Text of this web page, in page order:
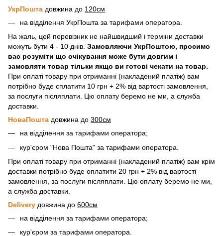
УкрПошта довжина до 120см
на відділення УкрПошта за тарифами оператора.
На жаль, цей перевізник не найшвидший і терміни доставки
можуть бути 4 - 10 днів. Замовляючи УкрПоштою, просимо
вас розуміти що очікування може бути довгим і
замовляти товар тільки якщо ви готові чекати на товар.
При оплаті товару при отриманні (накладений платіж) вам
потрібно буде сплатити 10 грн + 2% від вартості замовлення,
за послуги післяплати. Цю оплату беремо не ми, а служба
доставки.
НоваПошта довжина до 300см
на відділення за тарифами оператора;
кур'єром "Нова Пошта" за тарифами оператора.
При оплаті товару при отриманні (накладений платіж) вам крім
доставки потрібно буде оплатити 20 грн + 2% від вартості
замовлення, за послуги післяплати. Цю оплату беремо не ми,
а служба доставки.
Delivery довжина до 600см
на відділення за тарифами оператора;
кур'єром за тарифами оператора.